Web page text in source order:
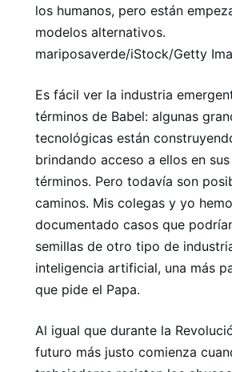
los humanos, pero están
modelos alternativos.
mariposaverde/iStock/Getty
Es fácil ver la industria
términos de Babel: algunas
tecnológicas están
brindando acceso a ellos en
términos. Pero todavía son
caminos. Mis colegas y yo
documentado casos que
semillas de otro tipo de
inteligencia artificial, una más
que pide el Papa.
Al igual que durante la
futuro más justo comienza